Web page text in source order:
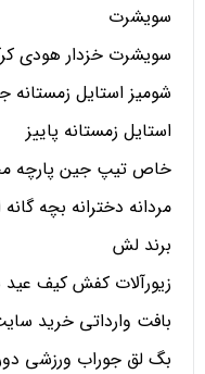
سویشرت
سویشرت خزدار هودی
شومیز استایل
استایل زمستانه پاییز
خاص تیپ جین پارچه
مردانه دخترانه بچه
برند لش
زیورآلات کفش کیف
بافت وارداتی خرید
بگ لق جوراب ورزشی